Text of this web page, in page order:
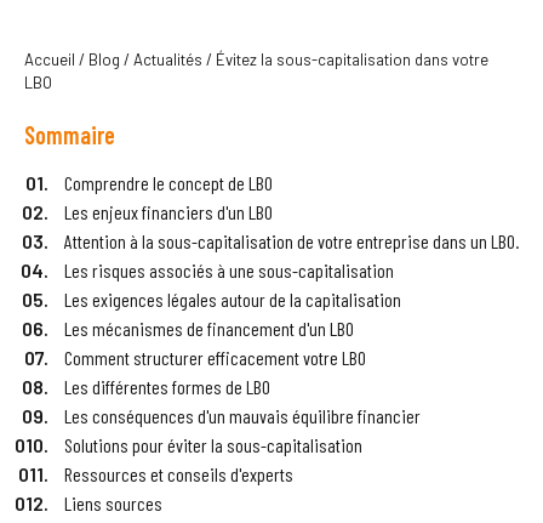
Accueil / Blog /Actualités / Évitez la sous-capitalisation dans votre
LBO
Sommaire
Comprendre le concept de LBO
Les enjeux financiers d'un LBO
Attention à la sous-capitalisation de votre entreprise dans un LBO.
Les risques associés à une sous-capitalisation
Les exigences légales autour de la capitalisation
Les mécanismes de financement d'un LBO
Comment structurer efficacement votre LBO
Les différentes formes de LBO
Les conséquences d'un mauvais équilibre financier
Solutions pour éviter la sous-capitalisation
Ressources et conseils d'experts
Liens sources